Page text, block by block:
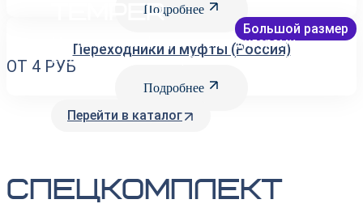
TEMPER
Мы являемся официальными дилерами
стальных шаровых кранов от производителя
Temper
Перейти в каталог
Подробнее
Большой размер
Переходники и муфты (Россия)
ОТ 4 РУБ
Подробнее
Спецкомплект